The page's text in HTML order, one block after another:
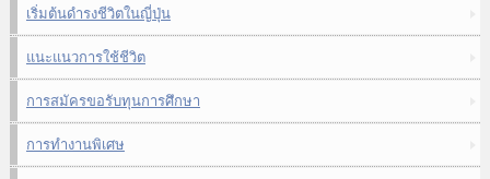
เริ่มต้นดำรงชีวิตในญี่ปุ่น
แนะแนวการใช้ชีวิต
การสมัครขอรับทุนการศึกษา
การทำงานพิเศษ